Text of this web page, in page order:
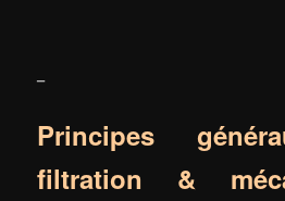
–
Principes
filtration &